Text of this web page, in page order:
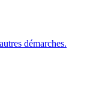
démarches.